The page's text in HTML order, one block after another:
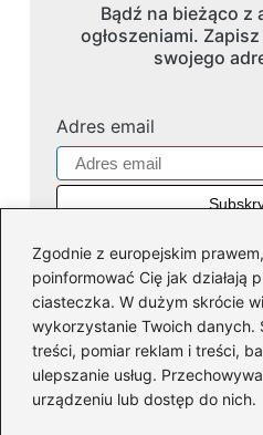
Zgodnie z europejskim
poinformować Cię jak działają
ciasteczka. W dużym skrócie
wykorzystanie Twoich danych.
treści, pomiar reklam i treści,
ulepszanie usług.
urządzeniu lub dostęp do nich.
Bądź na bieżąco z
ogłoszeniami.
swojego
Adres email
Dofinansowania(35)